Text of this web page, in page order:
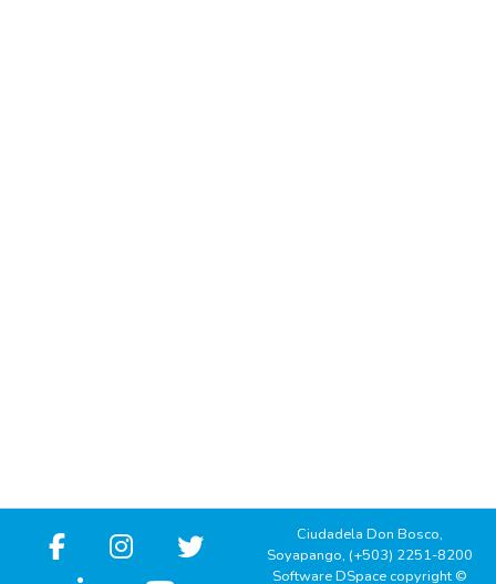
Ciudadela Don Bosco,
Soyapango, (+503) 2251-8200
Software DSpace copyright ©